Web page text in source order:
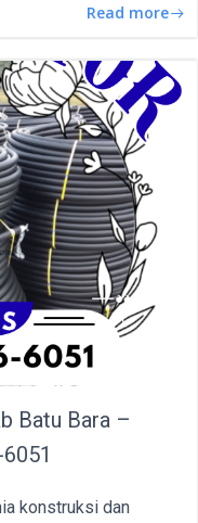
Read more
Batu Bara –
konstruksi dan